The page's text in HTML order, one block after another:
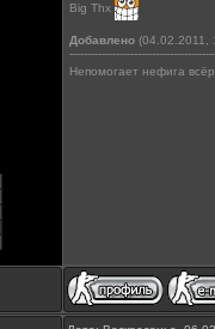
Big Thx
Добавлено (04.02.2011,
Непомогает нефига